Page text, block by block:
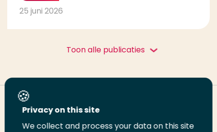
25 juni 2026
Toon alle publicaties
Deel deze pagina
Privacy on this site
We collect and process your data on this site